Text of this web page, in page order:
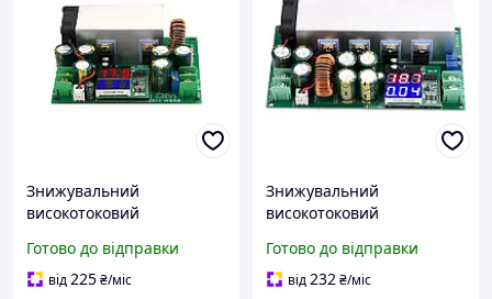
Знижувальний
високотоковий
індикатором 72 В, 25 А
Готово до відправки
від225₴/міс
Знижувальний
високотоковий
напруги з індикатором 80
В, 25 А
Готово до відправки
від232₴/міс